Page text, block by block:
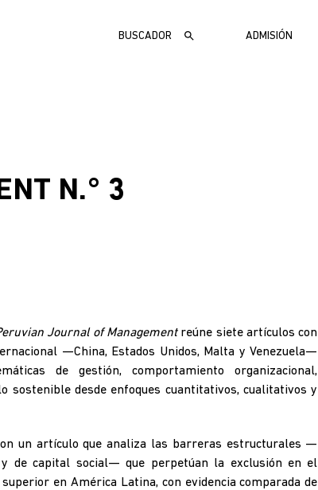
Buscar
MENÚ
ADMISIÓN
N.° 3
Journal of Managementreúne siete artículos con
—China, Estados Unidos, Malta y Venezuela—
de gestión, comportamiento organizacional,
sostenible desde enfoques cuantitativos, cualitativos y
un artículo que analiza las barreras estructurales —
de capital social— que perpetúan la exclusión en el
superior en América Latina, con evidencia comparada de